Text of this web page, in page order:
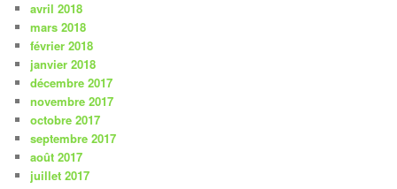
avril 2018
mars 2018
février 2018
janvier 2018
décembre 2017
novembre 2017
octobre 2017
septembre 2017
août 2017
juillet 2017